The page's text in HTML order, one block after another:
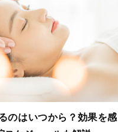
のはいつから？効果を